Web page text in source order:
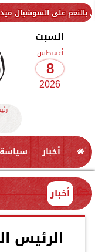
ميديا: قد يجرح
السبت
أغسطس
8
2026
أخبار سياسة
أخبار
الرئيس